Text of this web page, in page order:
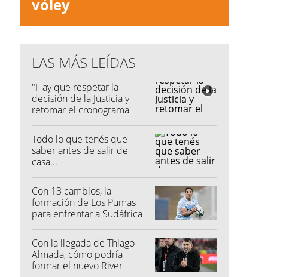
vóley
LAS MÁS LEÍDAS
"Hay que respetar la
decisión de la Justicia y
retomar el cronograma
Todo lo que tenés que
saber antes de salir de
casa...
Con 13 cambios, la
formación de Los Pumas
para enfrentar a Sudáfrica
Con la llegada de Thiago
Almada, cómo podría
formar el nuevo River